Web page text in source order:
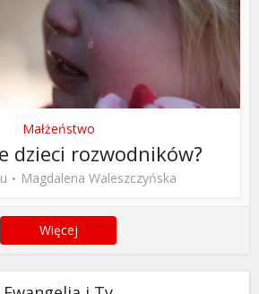
Małżeństwo
dzieci rozwodników?
Magdalena Waleszczyńska
Więcej